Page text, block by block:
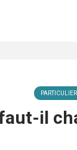
PARTICULIER
il